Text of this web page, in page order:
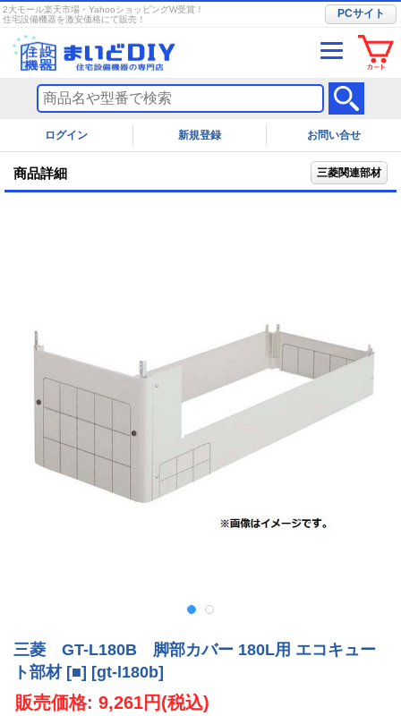
2大モール楽天市場・YahooショッピングW受賞！
住宅設備機器を激安価格にて販売！
PCサイト
ログイン お問い合せ
商品詳細 三菱関連部材
三菱 GT-L180B 脚部カバー 180L用 エコキュー
ト部材 [■] [gt-l180b]
販売価格: 9,261円(税込)